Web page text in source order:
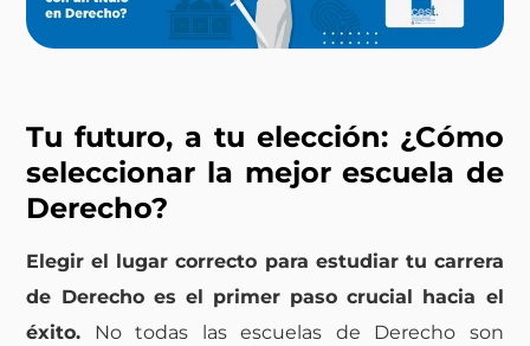
Tu futuro, a tu elección: ¿Cómo
seleccionar la mejor escuela de
Derecho?
Elegir el lugar correcto para estudiar tu carrera
de Derecho es el primer paso crucial hacia el
éxito. No todas las escuelas de Derecho son